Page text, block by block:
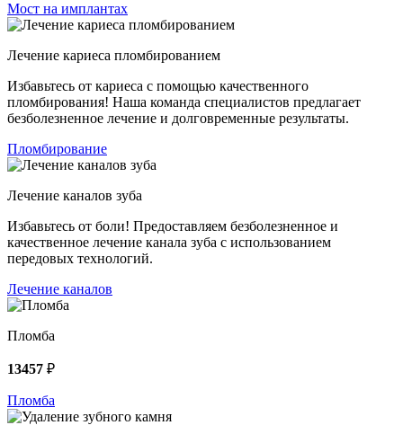
Мост на имплантах
Лечение кариеса пломбированием
Избавьтесь от кариеса с помощью качественного
пломбирования! Наша команда специалистов предлагает
безболезненное лечение и долговременные результаты.
Пломбирование
Лечение каналов зуба
Избавьтесь от боли! Предоставляем безболезненное и
качественное лечение канала зуба с использованием
передовых технологий.
Лечение каналов
Пломба
13457 ₽
Пломба